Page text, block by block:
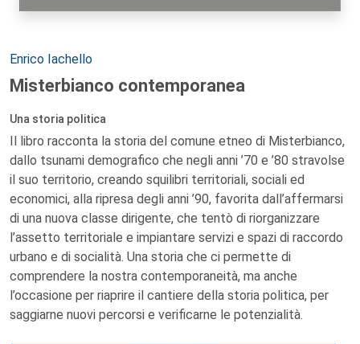
Autori:
Enrico Iachello
Misterbianco contemporanea
Una storia politica
Il libro racconta la storia del comune etneo di Misterbianco,
dallo tsunami demografico che negli anni ’70 e ’80 stravolse
il suo territorio, creando squilibri territoriali, sociali ed
economici, alla ripresa degli anni ’90, favorita dall’affermarsi
di una nuova classe dirigente, che tentò di riorganizzare
l’assetto territoriale e impiantare servizi e spazi di raccordo
urbano e di socialità. Una storia che ci permette di
comprendere la nostra contemporaneità, ma anche
l’occasione per riaprire il cantiere della storia politica, per
saggiarne nuovi percorsi e verificarne le potenzialità.